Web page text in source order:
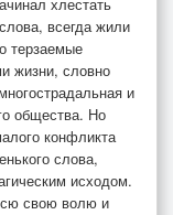
всегда жили
терзаемые
жизни, словно
и
общества. Но
конфликта
слова,
исходом.
свою волю и